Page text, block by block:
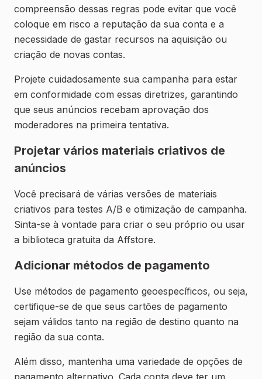
compreensão dessas regras pode evitar que você
coloque em risco a reputação da sua conta e a
necessidade de gastar recursos na aquisição ou
criação de novas contas.
Projete cuidadosamente sua campanha para estar
em conformidade com essas diretrizes, garantindo
que seus anúncios recebam aprovação dos
moderadores na primeira tentativa.
Projetar vários materiais criativos de
anúncios
Você precisará de várias versões de materiais
criativos para testes A/B e otimização de campanha.
Sinta-se à vontade para criar o seu próprio ou usar
a biblioteca gratuita da Affstore.
Adicionar métodos de pagamento
Use métodos de pagamento geoespecíficos, ou seja,
certifique-se de que seus cartões de pagamento
sejam válidos tanto na região de destino quanto na
região da sua conta.
Além disso, mantenha uma variedade de opções de
pagamento alternativo. Cada conta deve ter um